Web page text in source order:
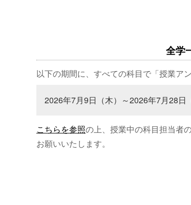
全学
以下の期間に、すべての科目で「授業ア
2026年7月9日（木）～2026年7月28日
こちらを参照の上、授業中の科目担当者
お願いいたします。